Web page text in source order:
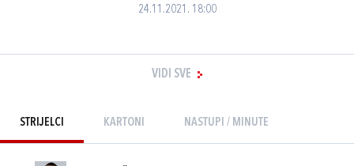
24.11.2021. 18:00
VIDI SVE
STRIJELCI KARTONI NASTUPI / MINUTE